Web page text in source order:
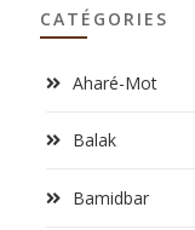
CATÉGORIES
Aharé-Mot
Balak
Bamidbar